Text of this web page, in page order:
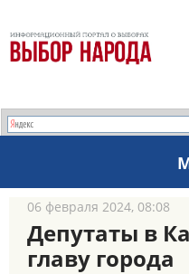
06 февраля 2024, 08:08
Депутаты в
главу города